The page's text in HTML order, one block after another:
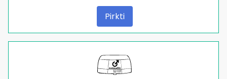
Pirkti